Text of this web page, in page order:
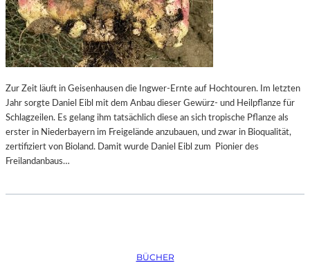
Zur Zeit läuft in Geisenhausen die Ingwer-Ernte auf Hochtouren. Im letzten
Jahr sorgte Daniel Eibl mit dem Anbau dieser Gewürz- und Heilpflanze für
Schlagzeilen. Es gelang ihm tatsächlich diese an sich tropische Pflanze als
erster in Niederbayern im Freigelände anzubauen, und zwar in Bioqualität,
zertifiziert von Bioland. Damit wurde Daniel Eibl zum Pionier des
Freilandanbaus…
BÜCHER